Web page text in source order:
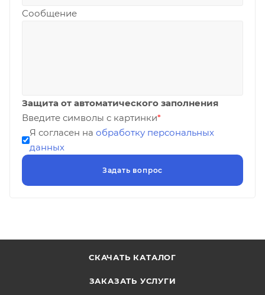
Сообщение
Защита от автоматического заполнения
Введите символы с картинки*
Я согласен на обработку персональных
данных
СКАЧАТЬ КАТАЛОГ
ЗАКАЗАТЬ УСЛУГИ